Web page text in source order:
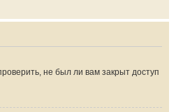
не был ли вам закрыт доступ